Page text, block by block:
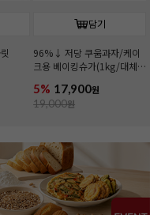
담기
96%↓ 저당 쿠움과자/케이
크용 베이킹슈가(1kg/대체
5% 17,900원
19,000원